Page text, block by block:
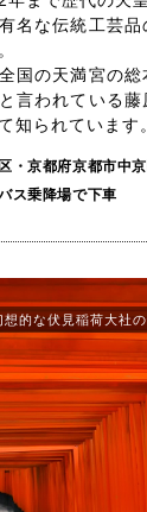
名な伝統工芸
国の天満宮の
言われている
知られています。
・京都府京都市中
ス乗降場で下車
想的な伏見稲荷大社